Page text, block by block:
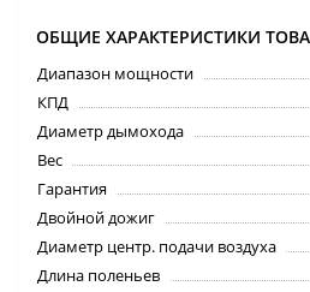
ОБЩИЕ ХАРАКТЕРИСТИКИ
Диапазон мощности
КПД
Диаметр дымохода
Вес
Гарантия
Двойной дожиг
Диаметр центр. подачи воздуха
Длина поленьев